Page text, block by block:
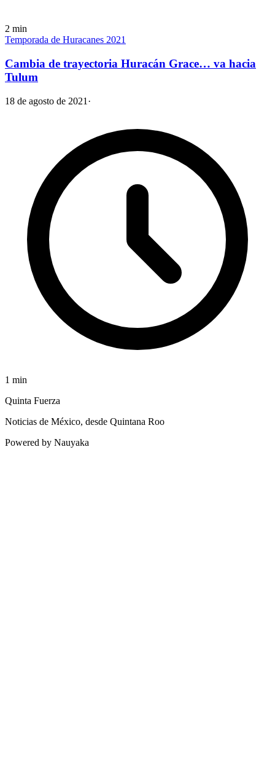
2 min
Temporada de Huracanes 2021
Cambia de trayectoria Huracán Grace… va hacia
Tulum
18 de agosto de 2021 ·
1 min
Quinta Fuerza
Noticias de México, desde Quintana Roo
Powered by Nauyaka